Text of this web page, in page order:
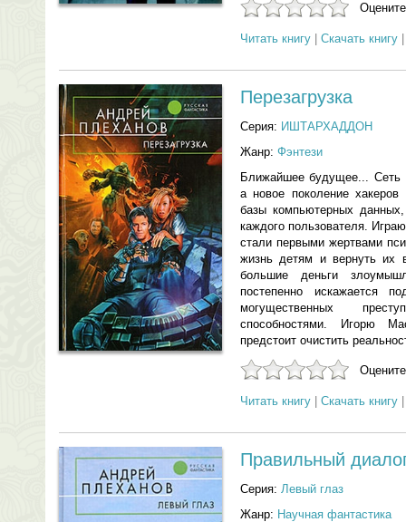
Читать книгу Скачать книгу
Перезагрузка
Серия: ИШТАРХАДДОН
Жанр: Фэнтези
Ближайшее будущее... Сеть
а новое поколение
базы компьютерных
каждого пользователя.
стали первыми жертвами
жизнь детям и вернуть их
большие деньги
постепенно искажается
могущественных
способностями. Игорю
предстоит очистить
Читать книгу Скачать книгу
Правильный
Серия: Левый глаз
Жанр: Научная фантастика